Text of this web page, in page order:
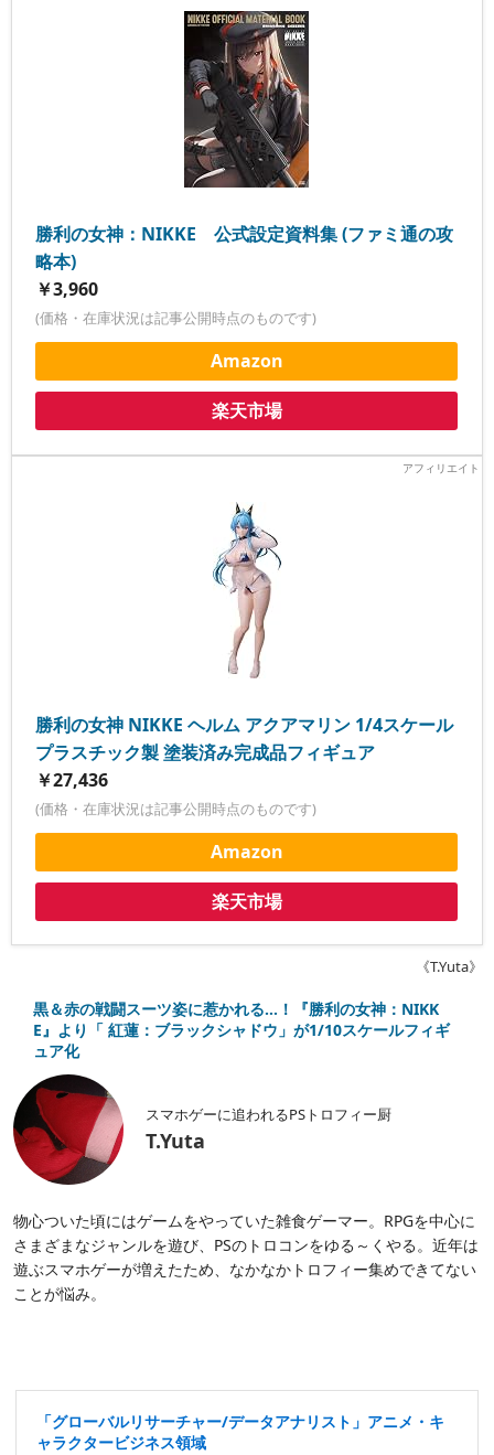
勝利の女神：NIKKE 公式設定資料集 (ファミ通の攻
略本)
￥3,960
(価格・在庫状況は記事公開時点のものです)
Amazon
楽天市場
勝利の女神 NIKKE ヘルム アクアマリン 1/4スケール
プラスチック製 塗装済み完成品フィギュア
￥27,436
(価格・在庫状況は記事公開時点のものです)
Amazon
楽天市場
《T.Yuta》
黒＆赤の戦闘スーツ姿に惹かれる…！『勝利の女神：NIKK
E』より「 紅蓮：ブラックシャドウ」が1/10スケールフィギ
ュア化
スマホゲーに追われるPSトロフィー厨
T.Yuta
物心ついた頃にはゲームをやっていた雑食ゲーマー。RPGを中心に
さまざまなジャンルを遊び、PSのトロコンをゆる～くやる。近年は
遊ぶスマホゲーが増えたため、なかなかトロフィー集めできてない
ことが悩み。
「グローバルリサーチャー/データアナリスト」アニメ・キ
ャラクタービジネス領域